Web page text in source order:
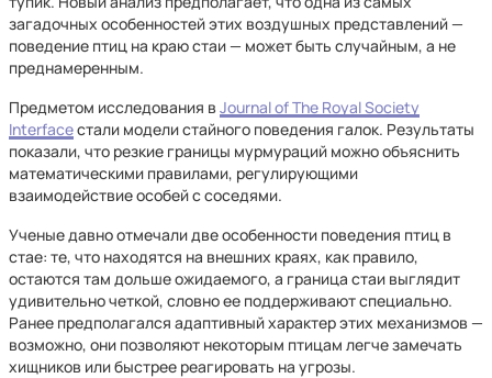
загадочных особенностей этих воздушных представлений —
поведение птиц на краю стаи — может быть случайным, а не
преднамеренным.
Предметом исследования в Journal of The Royal Society
Interfaceстали модели стайного поведения галок. Результаты
показали, что резкие границы мурмураций можно объяснить
математическими правилами, регулирующими
взаимодействие особей с соседями.
Ученые давно отмечали две особенности поведения птиц в
стае: те, что находятся на внешних краях, как правило,
остаются там дольше ожидаемого, а граница стаи выглядит
удивительно четкой, словно ее поддерживают специально.
Ранее предполагался адаптивный характер этих механизмов —
возможно, они позволяют некоторым птицам легче замечать
хищников или быстрее реагировать на угрозы.